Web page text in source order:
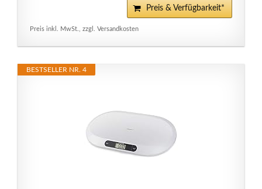
Preis & Verfügbarkeit*
Preis inkl. MwSt., zzgl. Versandkosten
BESTSELLER NR. 4